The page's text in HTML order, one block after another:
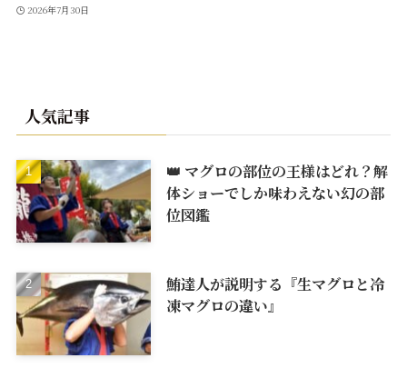
2026年7月30日
人気記事
👑 マグロの部位の王様はどれ？解
体ショーでしか味わえない幻の部
位図鑑
鮪達人が説明する『生マグロと冷
凍マグロの違い』